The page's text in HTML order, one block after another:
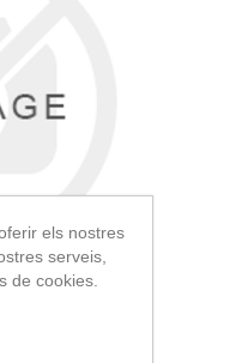
els nostres
serveis,
de cookies.